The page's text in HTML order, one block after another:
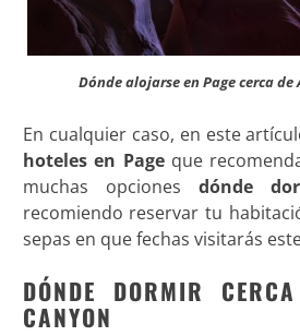
Dónde alojarse en Page cerca
En cualquier caso, en este
hoteles en Pageque
muchas opciones dónde
recomiendo reservar tu
sepas en que fechas visitarás
DÓNDE DORMIR
CANYON